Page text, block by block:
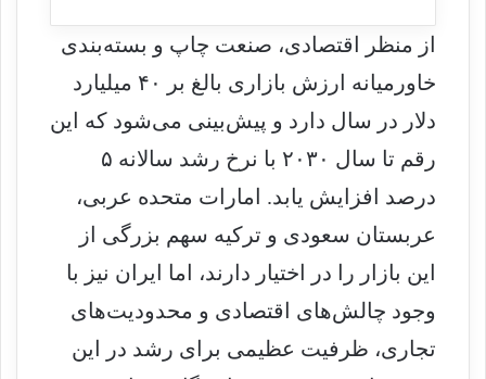
از منظر اقتصادی، صنعت چاپ و بسته‌بندی
خاورمیانه ارزش بازاری بالغ بر ۴۰ میلیارد
دلار در سال دارد و پیش‌بینی می‌شود که این
رقم تا سال ۲۰۳۰ با نرخ رشد سالانه ۵
درصد افزایش یابد. امارات متحده عربی،
عربستان سعودی و ترکیه سهم بزرگی از
این بازار را در اختیار دارند، اما ایران نیز با
وجود چالش‌های اقتصادی و محدودیت‌های
تجاری، ظرفیت عظیمی برای رشد در این